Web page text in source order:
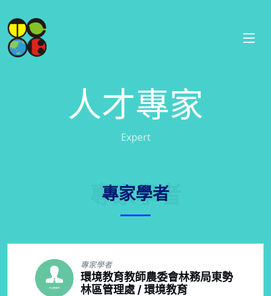
人才專家
Expert
專家學者
專家學者
專家學者
環境教育教師農委會林務局東勢
林區管理處 / 環境教育